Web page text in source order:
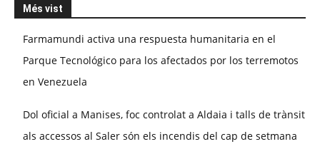
Més vist
Farmamundi activa una respuesta humanitaria en el
Parque Tecnológico para los afectados por los terremotos
en Venezuela
Dol oficial a Manises, foc controlat a Aldaia i talls de trànsit
als accessos al Saler són els incendis del cap de setmana